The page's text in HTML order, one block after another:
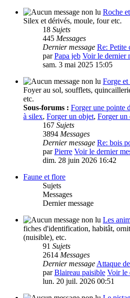
Roche
Silex et dérivés, moule, four etc.
18 Sujets
445 Messages
Dernier message Re: Petite
parPapa jeb Voir le dernier
sam. 3 mai 2025 15:05
Forge et
Foyer au sol, soufflets,
etc.
Sous-forums : Forger une pointe
à silex, Forger un objet, Forger un
167 Sujets
3894 Messages
Dernier message Re: bois
parPierre Voir le dernier
dim. 28 juin 2026 16:42
Faune et flore
Sujets
Messages
Dernier message
Les
fiches d'identification, habitât,
(nuisible), etc.
91 Sujets
2614 Messages
Dernier message Attaque
parBlaireau paisible Voir le
lun. 20 juil. 2026 00:51